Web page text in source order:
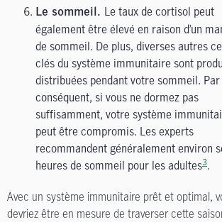
Le sommeil. Le taux de cortisol peut
également être élevé en raison d’un
de sommeil. De plus, diverses autres
clés du système immunitaire sont
distribuées pendant votre sommeil. Par
conséquent, si vous ne dormez pas
suffisamment, votre système
peut être compromis. Les experts
recommandent généralement environ
heures de sommeil pour les adultes3.
Avec un système immunitaire prêt et optimal,
devriez être en mesure de traverser cette